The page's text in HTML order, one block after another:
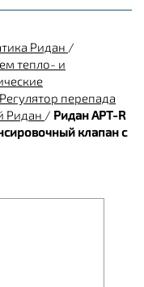
Ридан /
тепло- и
Регулятор перепада
Ридан / Ридан APT-R
клапан с